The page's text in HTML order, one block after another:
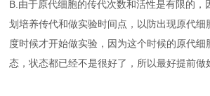
B.由于原代细胞的传代次数和活性是有限的，
划培养传代和做实验时间点，以防出现原代细
度时候才开始做实验，因为这个时候的原代
态，状态都已经不是很好了，所以最好提前做